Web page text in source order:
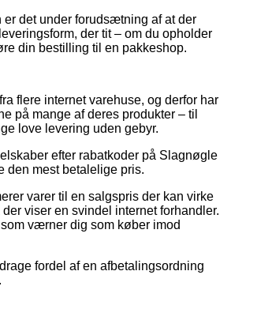
er det under forudsætning af at der
der tit – om du opholder
din bestilling til en pakkeshop.
flere internet varehuse, og derfor har
på mange af deres produkter – til
love levering uden gebyr.
efter rabatkoder på Slagnøgle
den mest betalelige pris.
varer til en salgspris der kan virke
viser en svindel internet forhandler.
værner dig som køber imod
fordel af en afbetalingsordning